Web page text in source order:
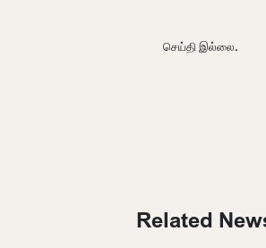
செய்தி இல்லை.
Related